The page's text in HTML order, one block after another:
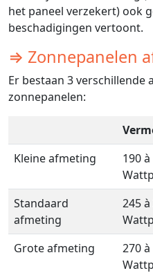
het paneel verzekert) ook
beschadigingen vertoont.
⇒ Zonnepanelen
Er bestaan 3 verschillende
zonnepanelen:
Kleine afmeting
190
Standaard
afmeting
245
Grote afmeting
270